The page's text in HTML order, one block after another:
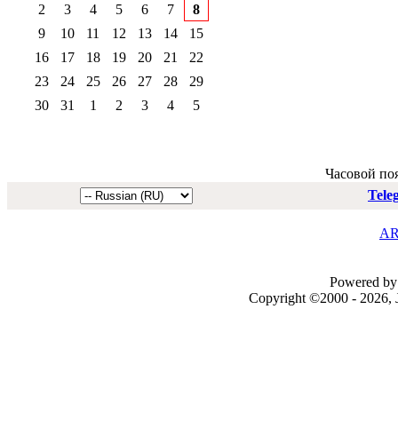
2
3 4 5 6 7
8
9
10 11 12 13 14
15
16
17 18 19 20 21
22
23
24 25 26 27 28
29
30
31 1 2 3 4 5
Часовой
Powered
Copyright ©2000 - 2026,